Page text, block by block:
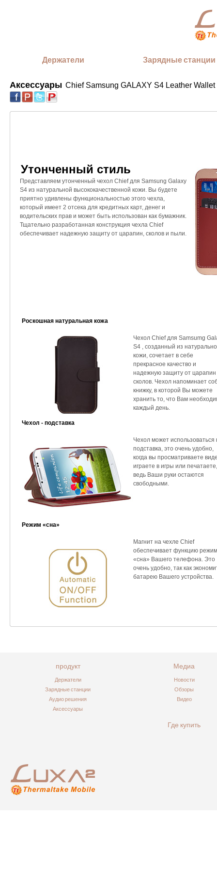
Держатели Зарядные станции
Аксессуары Chief Samsung GALAXY S4 Leather Wallet
Утонченный стиль
Представляем утонченный чехол Chief для Samsung Galaxy
S4 из натуральной высококачественной кожи. Вы будете
приятно удивлены функциональностью этого чехла,
который имеет 2 отсека для кредитных карт, денег и
водительских прав и может быть использован как бумажник.
Тщательно разработанная конструкция чехла Chief
обеспечивает надежную защиту от царапин, сколов и пыли.
Роскошная натуральная кожа
Чехол Chief для Samsumg
S4 , созданный из
кожи, сочетает в себе
прекрасное качество и
надежную защиту от царапин
сколов. Чехол напоминает
книжку, в которой Вы можете
хранить то, что Вам
каждый день.
Чехол - подставка
Чехол может использоваться
подставка, это очень удобно,
когда вы просматриваете
играете в игры или печатаете,
ведь Ваши руки остаются
свободными.
Режим «сна»
Магнит на чехле Chief
обеспечивает функцию
«сна» Вашего телефона. Это
очень удобно, так как
батарею Вашего устройства.
продукт
Держатели
Зарядные станции
Аудио решения
Аксессуары
Медиа
Новости
Обзоры
Видео
Где купить